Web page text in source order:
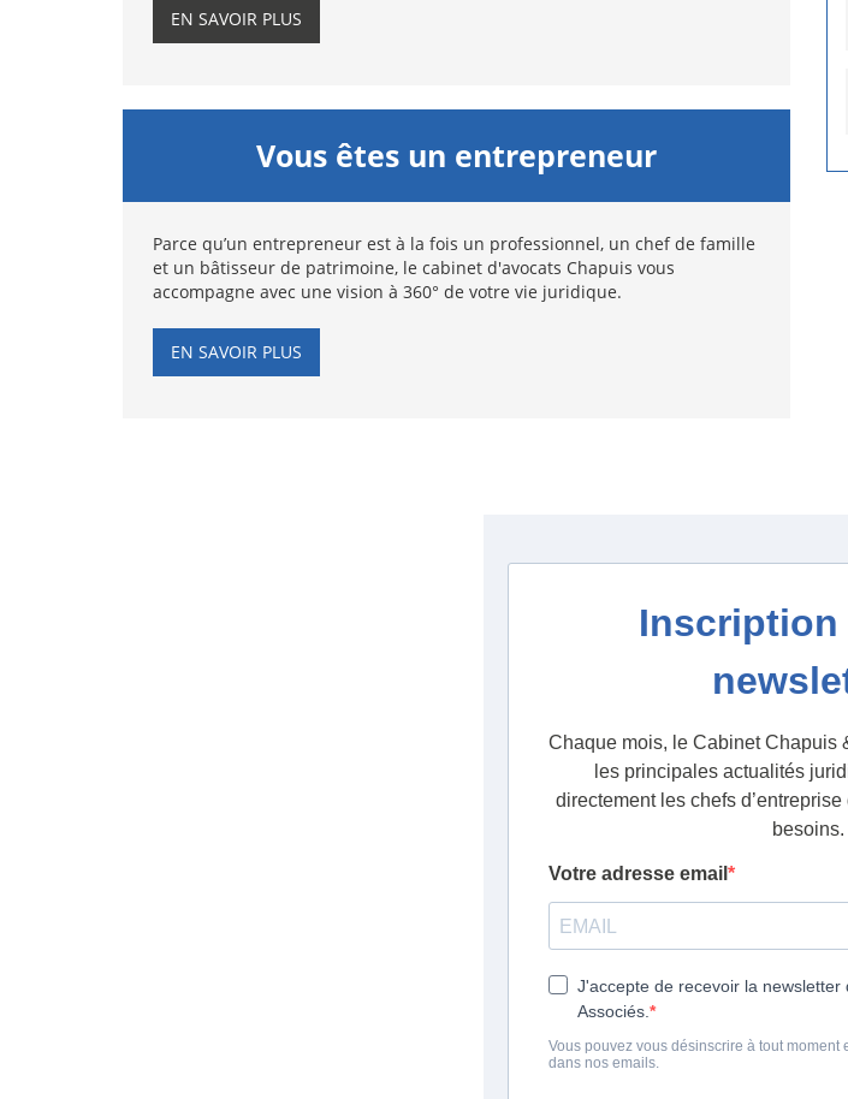
EN SAVOIR PLUS
Vous êtes un entrepreneur
Parce qu’un entrepreneur est à la fois un professionnel, un chef de famille
et un bâtisseur de patrimoine, le cabinet d'avocats Chapuis vous
accompagne avec une vision à 360° de votre vie juridique.
EN SAVOIR PLUS